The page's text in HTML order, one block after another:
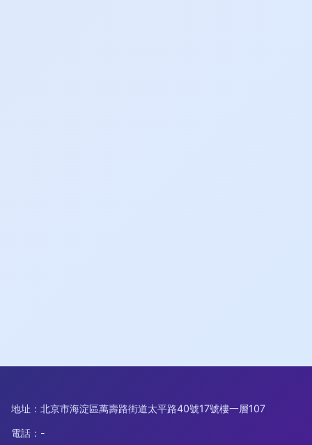
地址：北京市海淀區萬壽路街道太平路40號17號樓一層107
電話：-